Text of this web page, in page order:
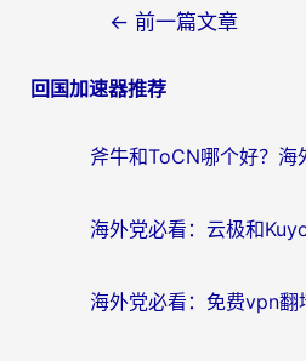
导
← 前一篇文章
回国加速器推荐